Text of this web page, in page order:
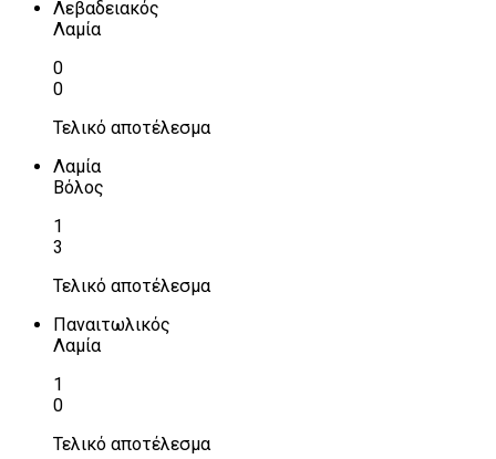
Λεβαδειακός
Λαμία
0
0
Τελικό αποτέλεσμα
Λαμία
Βόλος
1
3
Τελικό αποτέλεσμα
Παναιτωλικός
Λαμία
1
0
Τελικό αποτέλεσμα